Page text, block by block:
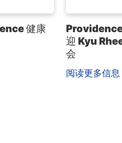
健康
迎 Kyu
会
阅读更多信息